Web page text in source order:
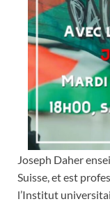
Joseph Daher
Suisse, et est
l’Institut